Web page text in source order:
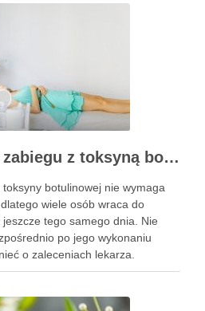
Czego unikać po zabiegu z toksyną botulinową?
botulinowej nie wymaga
wiele osób wraca do
tego samego dnia. Nie
po jego wykonaniu
o zaleceniach lekarza.
mają znaczenie dla